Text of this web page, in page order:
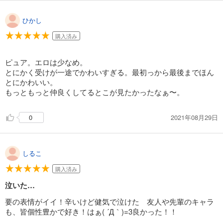
ひかし
購入済み
ピュア。エロは少なめ。
とにかく受けが一途でかわいすぎる。最初っから最後までほん
とにかわいい。
もっともっと仲良くしてるとこが見たかったなぁ〜。
0 2021年08月29日
しるこ
購入済み
泣いた…
要の表情がイイ！辛いけど健気で泣けた 友人や先輩のキャラ
も、皆個性豊かで好き！はぁ( ´Д｀)=3良かった！！